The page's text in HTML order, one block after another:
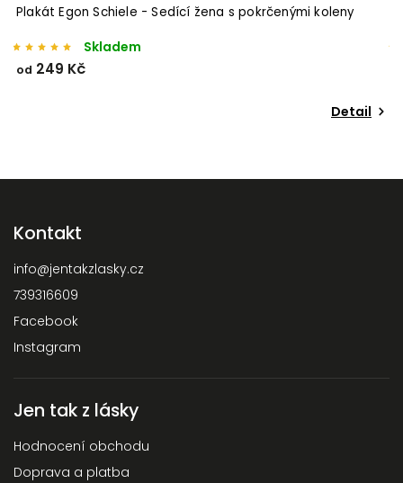
Plakát Egon Schiele - Sedící žena s pokrčenými koleny
Skladem
od 249 Kč
Detail
Kontakt
info@jentakzlasky.cz
739316609
Facebook
Instagram
Jen tak z lásky
Hodnocení obchodu
Doprava a platba